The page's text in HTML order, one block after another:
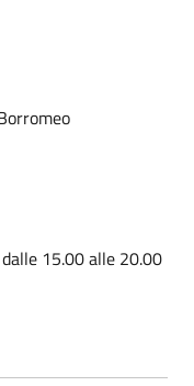
15.00 alle 20.00